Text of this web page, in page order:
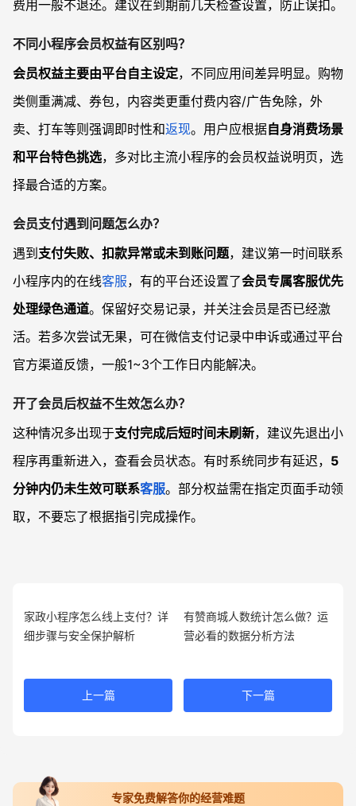
费用一般不退还。建议在到期前几天检查设置，防止误扣。
不同小程序会员权益有区别吗？
会员权益主要由平台自主设定，不同应用间差异明显。购物
类侧重满减、券包，内容类更重付费内容/广告免除，外
卖、打车等则强调即时性和返现。用户应根据自身消费场景
和平台特色挑选，多对比主流小程序的会员权益说明页，选
择最合适的方案。
会员支付遇到问题怎么办？
遇到支付失败、扣款异常或未到账问题，建议第一时间联系
小程序内的在线客服，有的平台还设置了会员专属客服优先
处理绿色通道。保留好交易记录，并关注会员是否已经激
活。若多次尝试无果，可在微信支付记录中申诉或通过平台
官方渠道反馈，一般1~3个工作日内能解决。
开了会员后权益不生效怎么办？
这种情况多出现于支付完成后短时间未刷新，建议先退出小
程序再重新进入，查看会员状态。有时系统同步有延迟， 5
分钟内仍未生效可联系客服。部分权益需在指定页面手动领
取，不要忘了根据指引完成操作。
家政小程序怎么线上支付？详
细步骤与安全保护解析
上一篇
有赞商城人数统计怎么做？运
营必看的数据分析方法
下一篇
专家免费解答你的经营难题